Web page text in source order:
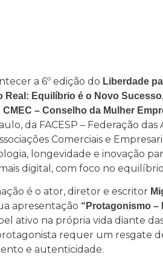
a 6º edição do Liberdade
Real: Equilíbrio é o Novo
CMEC – Conselho da Mulher
da FACESP – Federação
Comerciais e
longevidade e inovação
digital, com foco no
é o ator, diretor e escritor
apresentação “Protagonismo –
ativo na própria vida diante
requer um resgate
e autenticidade.